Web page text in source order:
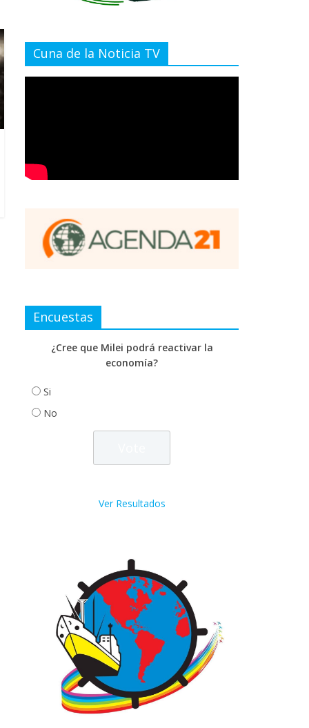
Cuna de la Noticia TV
Encuestas
¿Cree que Milei podrá reactivar la
economía?
Si
No
Ver Resultados